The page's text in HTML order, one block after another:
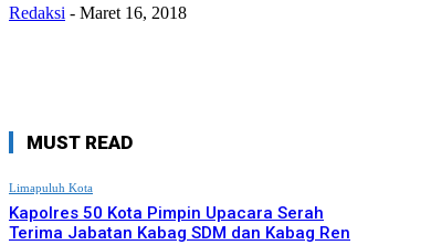
Redaksi - Maret 16, 2018
MUST READ
Limapuluh Kota
Kapolres 50 Kota Pimpin Upacara Serah
Terima Jabatan Kabag SDM dan Kabag Ren